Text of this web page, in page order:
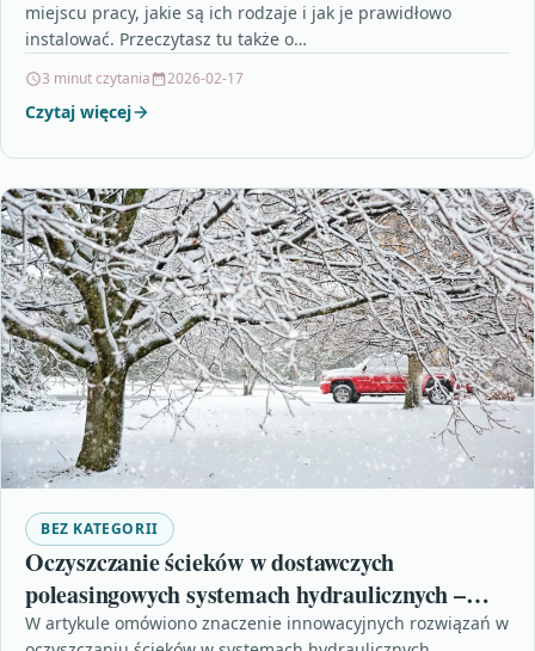
miejscu pracy, jakie są ich rodzaje i jak je prawidłowo
instalować. Przeczytasz tu także o…
3 minut czytania 2026-02-17
Czytaj więcej
BEZ KATEGORII
Oczyszczanie ścieków w dostawczych
poleasingowych systemach hydraulicznych –
krok w stronę ekologicznej przyszłości
W artykule omówiono znaczenie innowacyjnych rozwiązań w